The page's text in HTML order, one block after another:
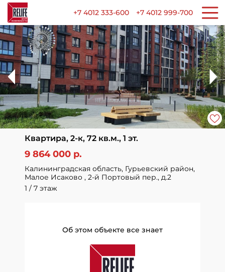
+7 4012 333-600 +7 4012 999-700
Квартира, 2-к, 72 кв.м., 1 эт.
9 864 000 р.
Калининградская область, Гурьевский район,
Малое Исаково , 2-й Портовый пер., д.2
1 / 7 этаж
Об этом объекте все знает